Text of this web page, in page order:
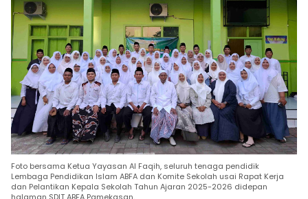
Foto bersama Ketua Yayasan Al Faqih, seluruh tenaga pendidik
Lembaga Pendidikan Islam ABFA dan Komite Sekolah usai Rapat Kerja
dan Pelantikan Kepala Sekolah Tahun Ajaran 2025-2026 didepan